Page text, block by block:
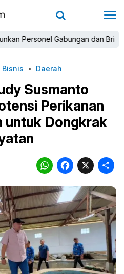
Gabungan dan Brimob,
Bisnis • Daerah
Susmanto
Perikanan
untuk Dongkrak
X